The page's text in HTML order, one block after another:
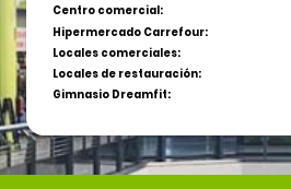
Centro comercial:
Hipermercado Carrefour:
Locales comerciales:
Locales de restauración:
Gimnasio Dreamfit: